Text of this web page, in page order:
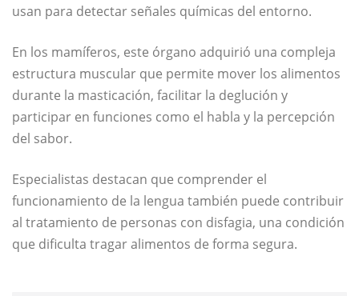
usan para detectar señales químicas del entorno.
En los mamíferos, este órgano adquirió una compleja
estructura muscular que permite mover los alimentos
durante la masticación, facilitar la deglución y
participar en funciones como el habla y la percepción
del sabor.
Especialistas destacan que comprender el
funcionamiento de la lengua también puede contribuir
al tratamiento de personas con disfagia, una condición
que dificulta tragar alimentos de forma segura.